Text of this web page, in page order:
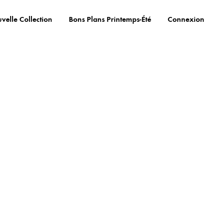
Collection Bons Plans Printemps-Été Connexion